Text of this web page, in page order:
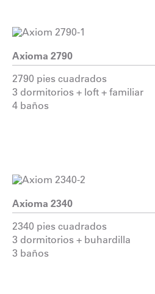
Axioma 2790
2790 pies cuadrados
3 dormitorios + loft + familiar
4 baños
Axioma 2340
2340 pies cuadrados
3 dormitorios + buhardilla
3 baños